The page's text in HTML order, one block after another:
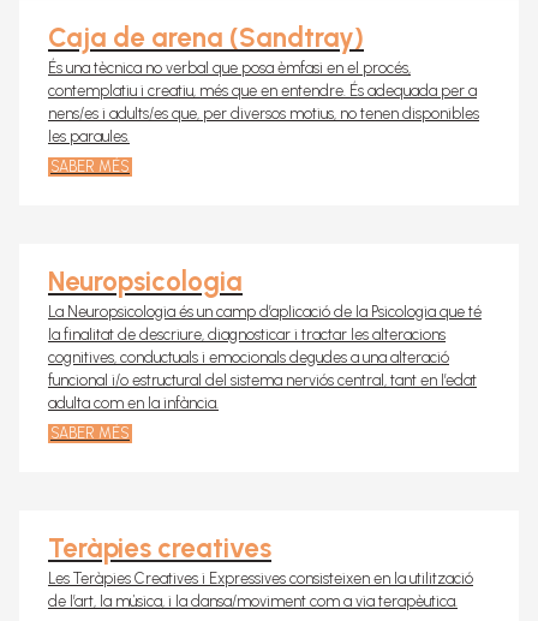
Caja de arena (Sandtray)
És una tècnica no verbal que posa èmfasi en el procés,
contemplatiu i creatiu, més que en entendre. És adequada per a
nens/es i adults/es que, per diversos motius, no tenen disponibles
les paraules.
SABER MÉS
Neuropsicologia
La Neuropsicologia és un camp d’aplicació de la Psicologia que té
la finalitat de descriure, diagnosticar i tractar les alteracions
cognitives, conductuals i emocionals degudes a una alteració
funcional i/o estructural del sistema nerviós central, tant en l’edat
adulta com en la infància.
SABER MÉS
Teràpies creatives
Les Teràpies Creatives i Expressives consisteixen en la utilització
de l’art, la música, i la dansa/moviment com a via terapèutica.